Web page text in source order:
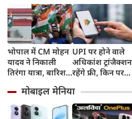
भोपाल में CM मोहन
यादव ने निकाली
तिरंगा यात्रा, बारिश
ने दिखाया देशभक्ति
का जज्बा
UPI पर होने वाले
अधिकांश ट्रांजैक्शन
रहेंगे फ्री, किन पर
ने दिया बड़ा अपडेट
मोबाइल मेनिया